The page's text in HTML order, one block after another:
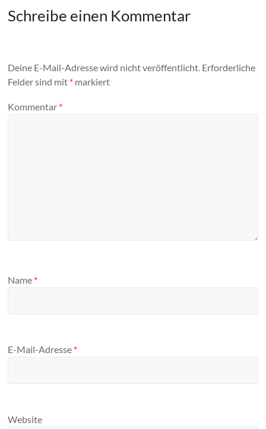
Schreibe einen Kommentar
Deine E-Mail-Adresse wird nicht veröffentlicht. Erforderliche
Felder sind mit * markiert
Kommentar *
Name *
E-Mail-Adresse *
Website